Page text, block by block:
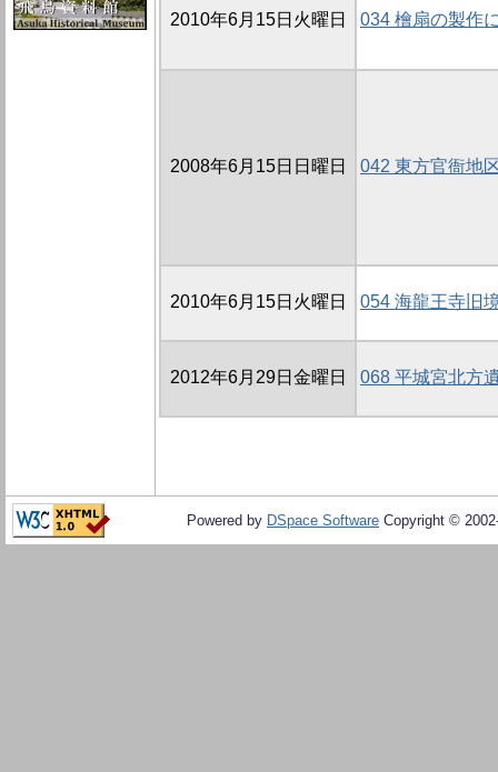
2010年6月15日火曜日 034 檜扇の製作
2008年6月15日日曜日 042 東方官衙地
2010年6月15日火曜日 054 海龍王寺旧
2012年6月29日金曜日 068 平城宮北方
Powered by DSpace Software Copyright ©